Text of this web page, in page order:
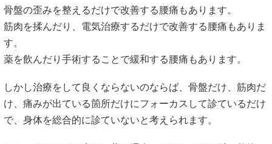
骨盤の歪みを整えるだけで改善する腰痛もあります。
筋肉を揉んだり、電気治療するだけで改善する腰痛もありま
す。
薬を飲んだり手術することで緩和する腰痛もあります。
しかし治療をして良くならないのならば、骨盤だけ、筋肉だ
け、痛みが出ている箇所だけにフォーカスして診ているだけ
で、身体を総合的に診ていないと考えられます。